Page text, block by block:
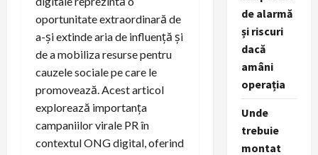
oportunitate extraordinară de
a-și extinde aria de influență și
de a mobiliza resurse pentru
cauzele sociale pe care le
promovează. Acest articol
explorează importanța
campaniilor virale PR în
contextul ONG digital, oferind
de alarmă
și riscuri
dacă
amâni
operația
Unde
trebuie
montat